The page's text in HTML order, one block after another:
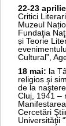
22-23
Critici
Muzeul
Fundaţia
și Teorie
Cultural”,
18 mai: la
religios şi
de la
Cluj, 1941 –
Cercetări
Universităţii